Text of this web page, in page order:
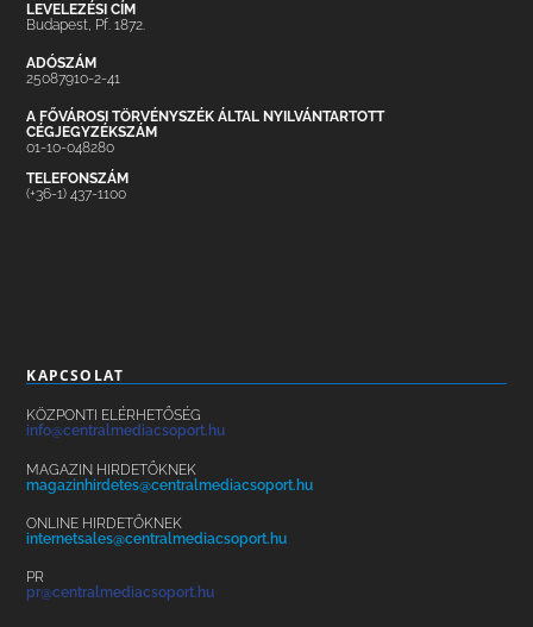
LEVELEZÉSI CÍM
Budapest, Pf. 1872.
ADÓSZÁM
25087910-2-41
A FŐVÁROSI TÖRVÉNYSZÉK ÁLTAL NYILVÁNTARTOTT
CÉGJEGYZÉKSZÁM
01-10-048280
TELEFONSZÁM
(+36-1) 437-1100
KAPCSOLAT
KÖZPONTI ELÉRHETŐSÉG
info@centralmediacsoport.hu
MAGAZIN HIRDETŐKNEK
magazinhirdetes@centralmediacsoport.hu
ONLINE HIRDETŐKNEK
internetsales@centralmediacsoport.hu
PR
pr@centralmediacsoport.hu